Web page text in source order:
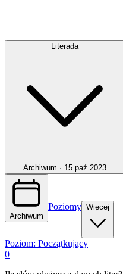
Literada
Archiwum · 15 paź 2023
Archiwum
Poziomy Więcej
Poziom: Początkujący
0